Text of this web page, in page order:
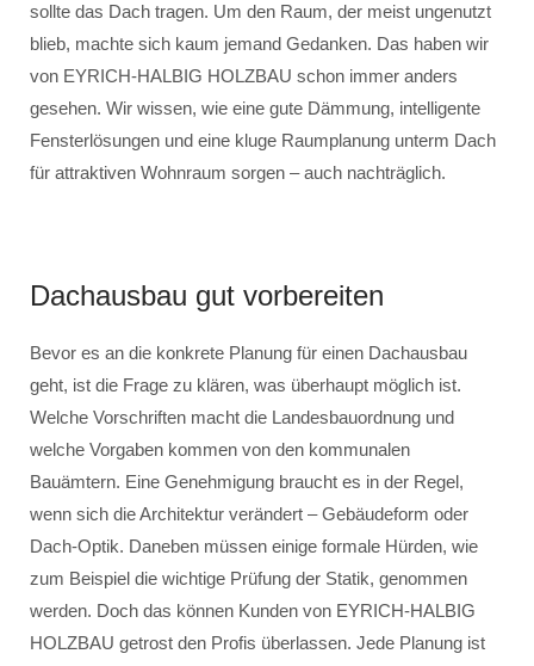
sollte das Dach tragen. Um den Raum, der meist ungenutzt
blieb, machte sich kaum jemand Gedanken. Das haben wir
von EYRICH-HALBIG HOLZBAU schon immer anders
gesehen. Wir wissen, wie eine gute Dämmung, intelligente
Fensterlösungen und eine kluge Raumplanung unterm Dach
für attraktiven Wohnraum sorgen – auch nachträglich.
Dachausbau gut vorbereiten
Bevor es an die konkrete Planung für einen Dachausbau
geht, ist die Frage zu klären, was überhaupt möglich ist.
Welche Vorschriften macht die Landesbauordnung und
welche Vorgaben kommen von den kommunalen
Bauämtern. Eine Genehmigung braucht es in der Regel,
wenn sich die Architektur verändert – Gebäudeform oder
Dach-Optik. Daneben müssen einige formale Hürden, wie
zum Beispiel die wichtige Prüfung der Statik, genommen
werden. Doch das können Kunden von EYRICH-HALBIG
HOLZBAU getrost den Profis überlassen. Jede Planung ist